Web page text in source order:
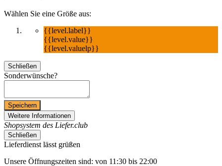
Wählen Sie eine Größe aus:
{{level.label}}
{{level.value}}
{{level.valuelp}}
Schließen
Sonderwünsche?
Speichern
Weitere Informationen
Shopsystem des Liefer.club
Schließen
Lieferdienst lässt grüßen
Unsere Öffnungszeiten sind: von 11:30 bis 22:00